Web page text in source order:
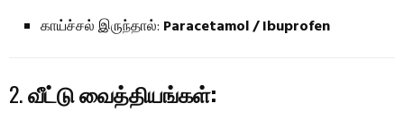
காய்ச்சல் இருந்தால்: Paracetamol / Ibuprofen
2.வீட்டு வைத்தியங்கள்: